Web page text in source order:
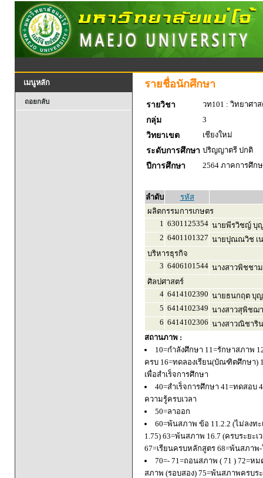
เมนูหลัก
ถอยกลับ
รายชื่อนักศึกษา
รายวิชา
วท101 : วิทยาศา
กลุ่ม
3
วิทยาเขต
เชียงใหม่
ระดับการศึกษา ปริญญาตรี ปกติ
ปีการศึกษา
2564 ภาคการศึก
ลำดับ
รหัส
ผลิตกรรมการเกษตร
1 6301125354 นายพีรวิชญ์ บุญ
2 6401101327 นายปุณณวิช เ
บริหารธุรกิจ
3 6406101544 นางสาวพิชชา
ศิลปศาสตร์
4 6414102390 นายธนกฤต บุ
5 6414102349 นางสาวสุพิชฌ
6 6414102306 นางสาวณิชาริ
สถานภาพ :
10=กำลังศึกษา 11=รักษาสภาพ
ครบ 16=ทดลองเรียน(บัณฑิตศึกษา)
เพื่อสำเร็จการศึกษา
40=สำเร็จการศึกษา 41=ทดสอบ
ความรู้ครบเวลา
50=ลาออก
60=พ้นสภาพ ข้อ 11.2.2 (ไม่ลงท
1.75) 63=พ้นสภาพ 16.7 (ครบระยะ
67=เรียนครบหลักสูตร 68=พ้นสภา
70=- 71=ถอนสภาพ ( 71 ) 72=
สภาพ (รอบสอง) 75=พ้นสภาพครบ